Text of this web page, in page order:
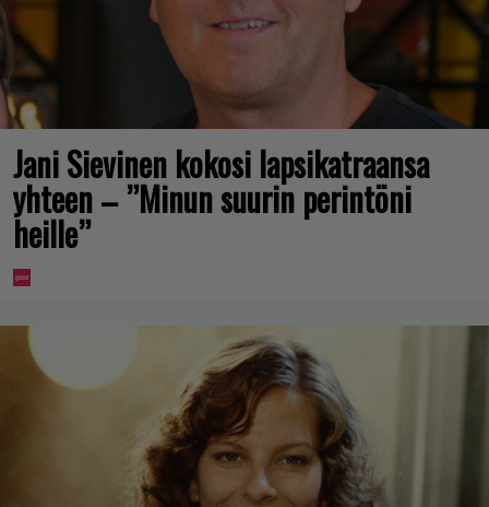
Jani Sievinen kokosi lapsikatraansa
yhteen – ”Minun suurin perintöni
heille”